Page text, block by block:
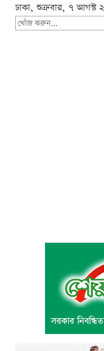
ঢাকা, শুক্রবার, ৭ আগস্ট